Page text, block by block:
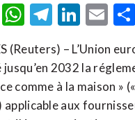
Twitter
WhatsApp
Telegram
(Reuters) – L’Union
jusqu’en 2032 la
comme à la maison »
applicable aux